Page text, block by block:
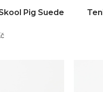
Pig Suede